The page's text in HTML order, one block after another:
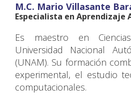
M.C. Mario Villasante
Especialista en Aprendizaje
Es maestro en
Universidad Nacional
(UNAM). Su formación
experimental, el estudio
computacionales.